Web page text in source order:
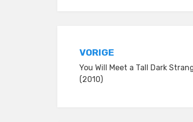
Bericht
navigatie
VORIGE
You Will Meet a Tall Dark
(2010)